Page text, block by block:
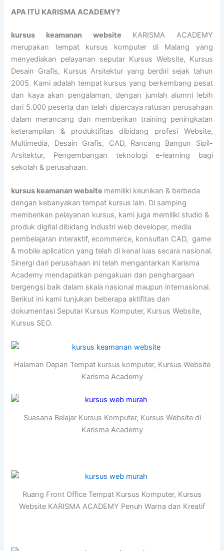
APA ITU KARISMA ACADEMY?
kursus keamanan website KARISMA ACADEMY
merupakan tempat kursus komputer di Malang yang
menyediakan pelayanan seputar Kursus Website, Kursus
Desain Grafis, Kursus Arsitektur yang berdiri sejak tahun
2005. Kami adalah tempat kursus yang berkembang pesat
dan kaya akan pengalaman, dengan jumlah alumni lebih
dari 5.000 peserta dan telah dipercaya ratusan perusahaan
dalam merancang dan memberikan training peningkatan
keterampilan & produktifitas dibidang profesi Website,
Multimedia, Desain Grafis, CAD, Rancang Bangun Sipil-
Arsitektur, Pengembangan teknologi e-learning bagi
sekolah & perusahaan.
kursus keamanan website memiliki keunikan & berbeda
dengan kebanyakan tempat kursus lain. Di samping
memberikan pelayanan kursus, kami juga memiliki studio &
produk digital dibidang industri web developer, media
pembelajaran interaktif, ecommerce, konsultan CAD, game
& mobile aplication yang telah di kenal luas secara nasional.
Sinergi dari perusahaan ini telah mengantarkan Karisma
Academy mendapatkan pengakuan dan penghargaan
bergengsi baik dalam skala nasional maupun internasional.
Berikut ini kami tunjukan beberapa aktifitas dan
dokumentasi Seputar Kursus Komputer, Kursus Website,
Kursus SEO.
Halaman Depan Tempat kursus komputer, Kursus Website
Karisma Academy
Suasana Belajar Kursus Komputer, Kursus Website di
Karisma Academy
Ruang Front Office Tempat Kursus Komputer, Kursus
Website KARISMA ACADEMY Penuh Warna dan Kreatif